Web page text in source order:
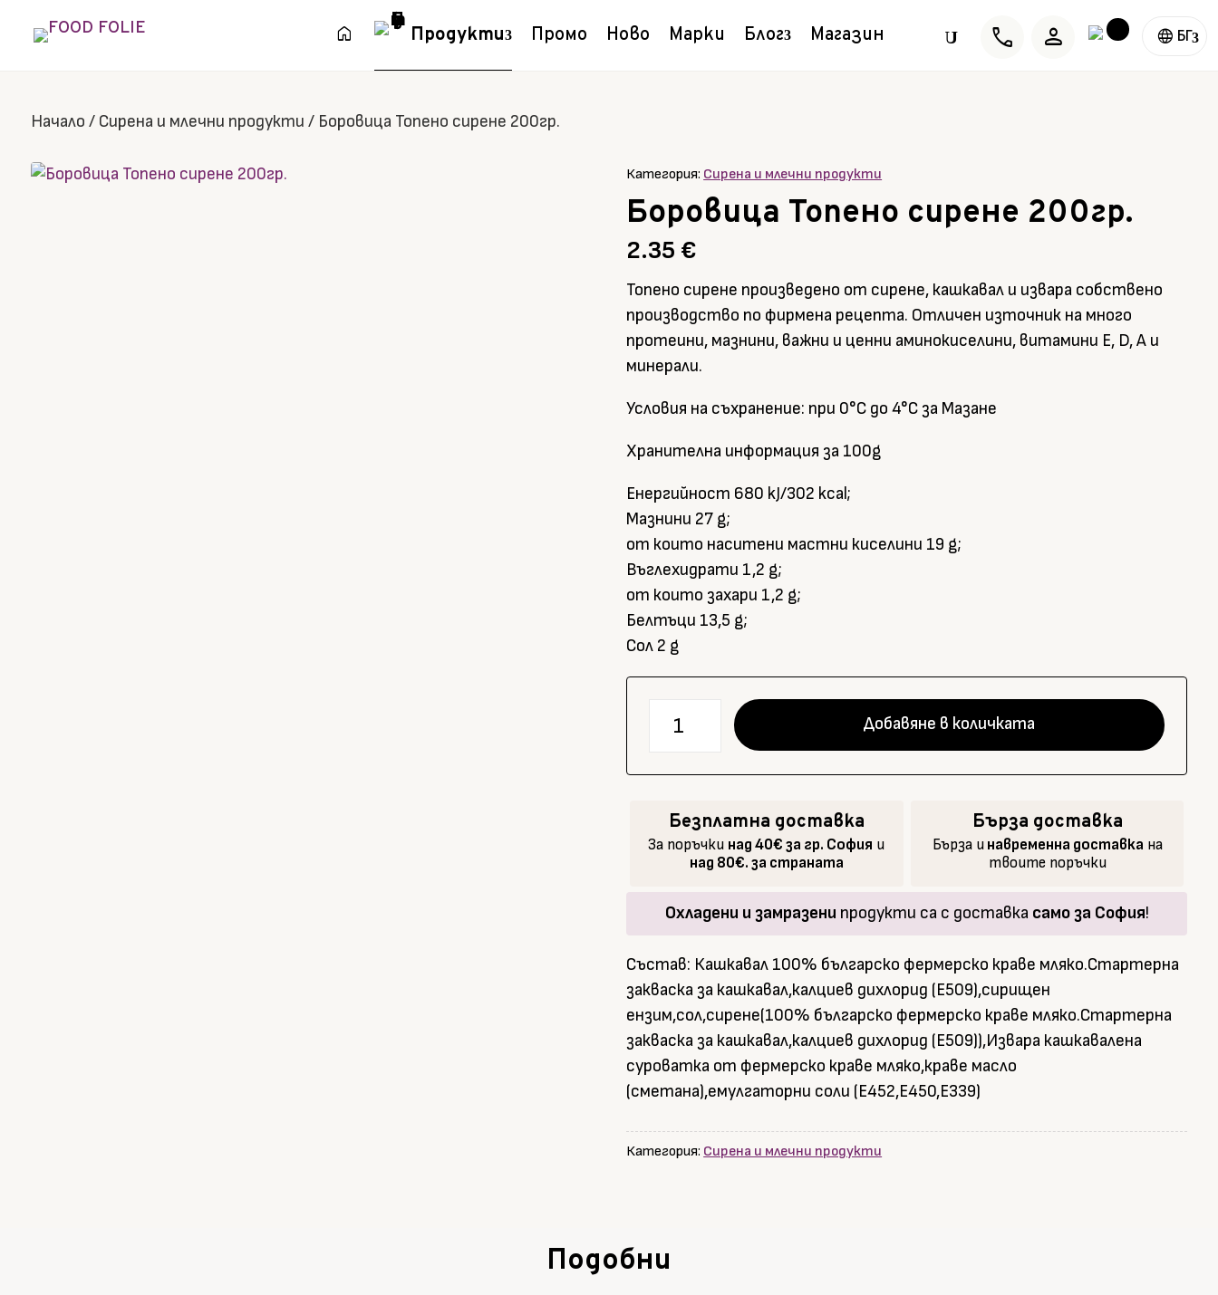
phone person БГ
U
home Продукти Промо Ново Марки Блог Магазин
Начало / Сирена и млечни продукти / Боровица Топено сирене 200гр.
Категория: Сирена и млечни продукти
Боровица Топено сирене 200гр.
2.35 €
Топено сирене произведено от сирене, кашкавал и извара собствено
производство по фирмена рецепта. Отличен източник на много
протеини, мазнини, важни и ценни аминокиселини, витамини Е, D, А и
минерали.
Условия на съхранение: при 0°С до 4°С за Мазане
Хранителна информация за 100g
Енергийност 680 kJ/302 kcal;
Мазнини 27 g;
от които наситени мастни киселини 19 g;
Въглехидрати 1,2 g;
от които захари 1,2 g;
Белтъци 13,5 g;
Сол 2 g
количество
сирене
200гр.
Добавяне в количката
Безплатна доставка
За поръчки над 40€ за гр. София и
над 80€. за страната
Бърза доставка
Бърза инавременна доставка на
твоите поръчки
Охладени и замразени продукти са с доставка само за София!
Състав: Кашкавал 100% българско фермерско краве мляко.Стартерна
закваска за кашкавал,калциев дихлорид (Е509),сирищен
ензим,сол,сирене(100% българско фермерско краве мляко.Стартерна
закваска за кашкавал,калциев дихлорид (Е509)),Извара кашкавалена
суроватка от фермерско краве мляко,краве масло
(сметана),емулгаторни соли (Е452,Е450,Е339)
Категория: Сирена и млечни продукти
Подобни